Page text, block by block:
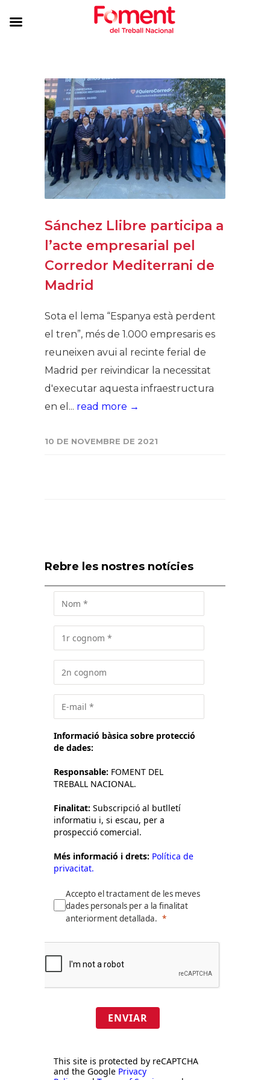
Sánchez Llibre participa a
l’acte empresarial pel
Corredor Mediterrani de
Madrid
Sota el lema “Espanya està perdent
el tren”, més de 1.000 empresaris es
reuneixen avui al recinte ferial de
Madrid per reivindicar la necessitat
d'executar aquesta infraestructura
en el... read more →
10 DE NOVEMBRE DE 2021
Rebre les nostres notícies
Informació bàsica sobre protecció
de dades:
Responsable: FOMENT DEL
TREBALL NACIONAL.
Finalitat: Subscripció al butlletí
informatiu i, si escau, per a
prospecció comercial.
Més informació i drets: Política de
privacitat.
Accepto el tractament de les meves
dades personals per a la finalitat
anteriorment detallada.
ENVIAR
This site is protected by reCAPTCHA
and the Google Privacy